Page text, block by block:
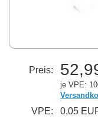
Preis:
je VPE:
VPE:
0,05